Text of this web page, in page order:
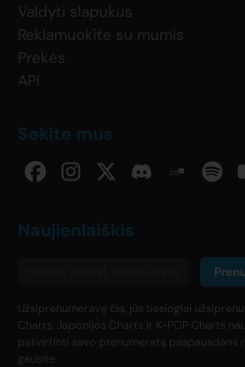
Valdyti slapukus
Reklamuokite su mumis
Prekės
API
Sekite mus
Naujienlaiškis
Užsiprenumeravę čia, jūs tiesiogiai
Charts, Japonijos Charts ir K-POP Charts
patvirtinti savo prenumeratą paspausdami
gausite.